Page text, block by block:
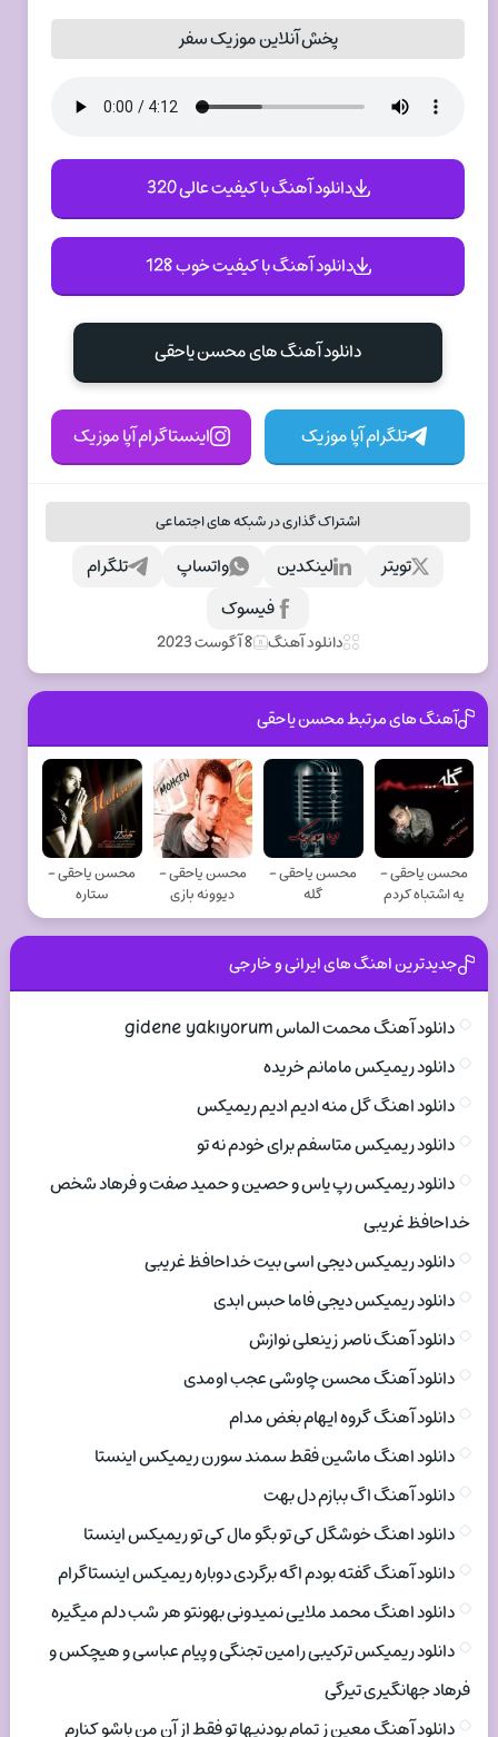
پخش آنلاین موزیک سفر
دانلود آهنگ با کیفیت عالی 320
دانلود آهنگ با کیفیت خوب 128
دانلود آهنگ های محسن یاحقی
تلگرام آپا موزیک اینستاگرام آپا موزیک
اشتراک گذاری در شبکه های اجتماعی
تلگرام واتساپ لینکدین
تویتر
فیسوک
دانلود آهنگ 8 آگوست 2023
آهنگ های مرتبط محسن یاحقی
محسن یاحقی -
یه اشتباه کردم
محسن یاحقی -
گله
محسن یاحقی -
دیوونه بازی
محسن یاحقی -
ستاره
جدیدترین اهنگ های ایرانی و خارجی
دانلود آهنگ محمت الماس gidene yakıyorum
دانلود ریمیکس مامانم خریده
دانلود اهنگ گل منه ادیم ادیم ریمیکس
دانلود ریمیکس متاسفم برای خودم نه تو
دانلود ریمیکس رپ یاس و حصین و حمید صفت و فرهاد شخص
خداحافظ غریبی
دانلود ریمیکس دیجی اسی بیت خداحافظ غریبی
دانلود ریمیکس دیجی فاما حبس ابدی
دانلود آهنگ ناصر زینعلی نوازش
دانلود آهنگ محسن چاوشی عجب اومدی
دانلود آهنگ گروه ایهام بغض مدام
دانلود اهنگ ماشین فقط سمند سورن ریمیکس اینستا
دانلود آهنگ اگ ببازم دل بهت
دانلود اهنگ خوشگل کی تو بگو مال کی تو ریمیکس اینستا
دانلود آهنگ گفته بودم اگه برگردی دوباره ریمیکس اینستاگرام
دانلود اهنگ محمد ملایی نمیدونی بهونتو هر شب دلم میگیره
دانلود ریمیکس ترکیبی رامین تجنگی و پیام عباسی و هیچکس و
فرهاد جهانگیری تیرگی
دانلود آهنگ معین ز تمام بودنیها تو فقط از آن من باشو کنارم